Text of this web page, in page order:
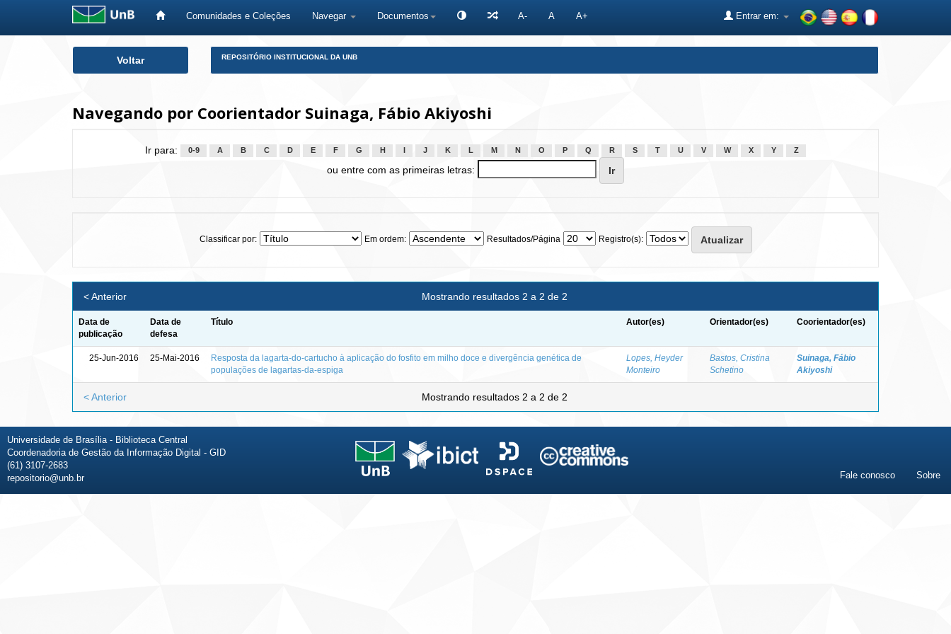
Comunidades e Coleções Navegar Documentos A- A A+ Entrar em:
Voltar REPOSITÓRIO INSTITUCIONAL DA UNB
Navegando por Coorientador Suinaga, Fábio Akiyoshi
Ir para: 0-9 A B C D E F G H J K L M N O P Q R S T U V W X Y Z
ou entre com as primeiras letras:
Classificar por: Em ordem: Resultados/Página Registro(s):
Mostrando resultados 2 a 2 de 2
< Anterior
Data de
publicação
Data de
defesa
Título Autor(es) Orientador(es) Coorientador(es)
25-Jun-2016 25-Mai-2016
Resposta da lagarta-do-cartucho à aplicação do fosfito em milho doce e divergência genética de
populações de lagartas-da-espiga
Lopes, Heyder
Monteiro
Bastos, Cristina
Schetino
Suinaga, Fábio
Akiyoshi
Mostrando resultados 2 a 2 de 2
< Anterior
Universidade de Brasília - Biblioteca Central
Coordenadoria de Gestão da Informação Digital - GID
(61) 3107-2683
repositorio@unb.br
Fale conosco Sobre